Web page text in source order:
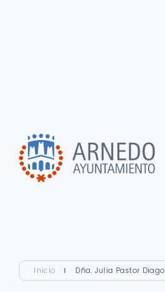
Inicio I Dña. Julia Pastor Diago